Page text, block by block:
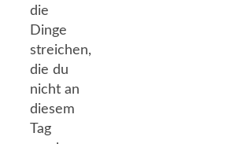
die
Dinge
streichen,
die du
nicht an
diesem
Tag